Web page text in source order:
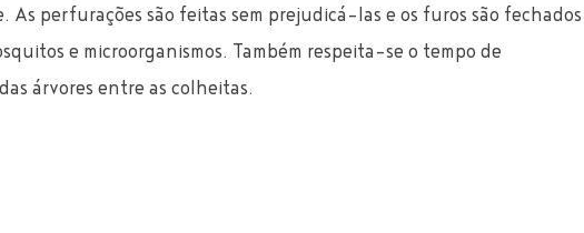
As perfurações são feitas sem prejudicá-las e os furos são fechados
e microorganismos. Também respeita-se o tempo de
árvores entre as colheitas.